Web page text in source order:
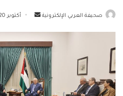
صحيفة العربي الإلكترونية
أرسل أكتوبر 20, 2025